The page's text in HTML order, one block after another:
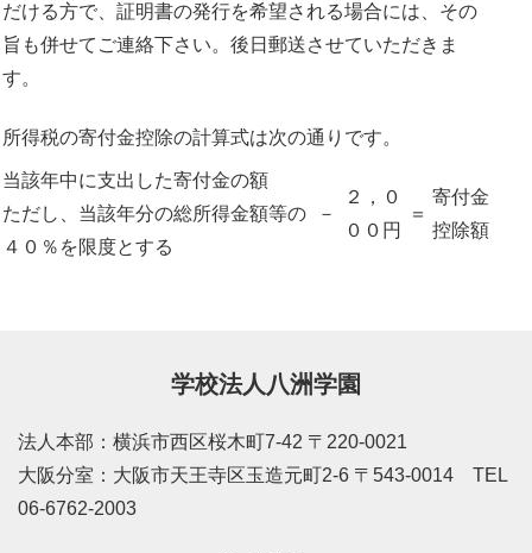
だける方で、証明書の発行を希望される場合には、その
旨も併せてご連絡下さい。後日郵送させていただきま
す。
所得税の寄付金控除の計算式は次の通りです。
当該年中に支出した寄付金の額
ただし、当該年分の総所得金額等の
４０％を限度とする
－
２，０
００円
＝
寄付金
控除額
学校法人八洲学園
法人本部：横浜市西区桜木町7-42 〒220-0021
大阪分室：大阪市天王寺区玉造元町2-6 〒543-0014 TEL
06-6762-2003